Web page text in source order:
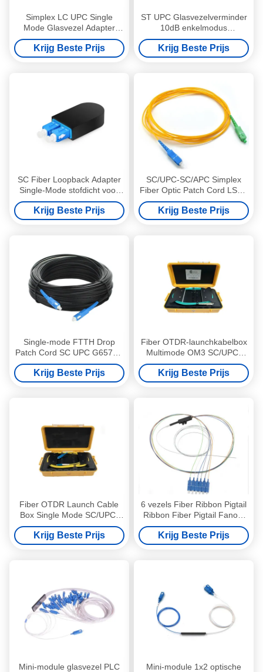
Simplex LC UPC Single
Mode Glasvezel Adapter
Waterdicht LC Glasvezel
Connector
Krijg Beste Prijs
ST UPC Glasvezelverminder
10dB enkelmodus
glasvezelverminder licht
Krijg Beste Prijs
SC Fiber Loopback Adapter
Single-Mode stofdicht voor
telecommunicatienetwerken
Krijg Beste Prijs
SC/UPC-SC/APC Simplex
Fiber Optic Patch Cord LSZH
Jacket 2mm enkele modus
Vezeljumpers
Krijg Beste Prijs
Single-mode FTTH Drop
Patch Cord SC UPC G657A1
Simplex LSZH 3m Hoge
sterkte
Krijg Beste Prijs
Fiber OTDR-launchkabelbox
Multimode OM3 SC/UPC-
LC/UPC 150M Fiber-
launchbox
Krijg Beste Prijs
Fiber OTDR Launch Cable
Box Single Mode SC/UPC-
LC/UPC 1000M
Netwerkonderzoek
Krijg Beste Prijs
6 vezels Fiber Ribbon Pigtail
Ribbon Fiber Pigtail Fanout
Kits Singlemode SC UPC
LSZH 1m
Krijg Beste Prijs
Mini-module glasvezel PLC
Mini-module 1x2 optische